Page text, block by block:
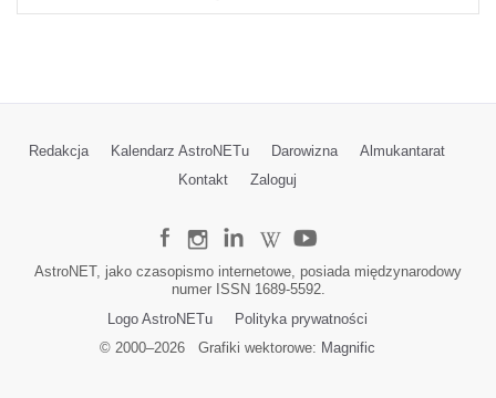
Redakcja Kalendarz AstroNETu Darowizna
Almukantarat
Kontakt
Zaloguj
AstroNET, jako czasopismo internetowe, posiada międzynarodowy
numer ISSN 1689-5592.
Logo AstroNETu
Polityka prywatności
© 2000–2026Grafiki wektorowe: Magnific